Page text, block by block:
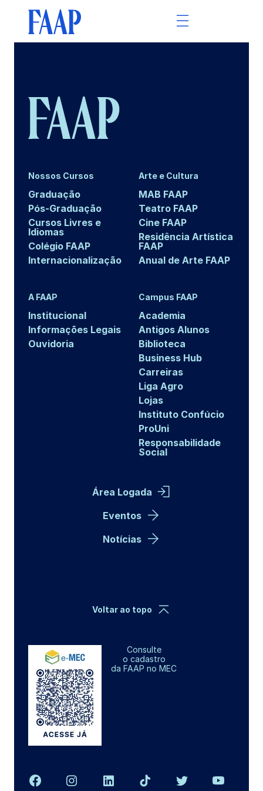
Nossos Cursos
Graduação
Pós-Graduação
Cursos Livres e
Idiomas
Colégio FAAP
Internacionalização
Arte e Cultura
MAB FAAP
Teatro FAAP
Cine FAAP
Residência Artística
FAAP
Anual de Arte FAAP
A FAAP
Institucional
Informações Legais
Ouvidoria
Campus FAAP
Academia
Antigos Alunos
Biblioteca
Business Hub
Carreiras
Liga Agro
Lojas
Instituto Confúcio
ProUni
Responsabilidade
Social
Área Logada
Eventos
Notícias
Consulte
o cadastro
da FAAP no MEC
Voltar ao topo